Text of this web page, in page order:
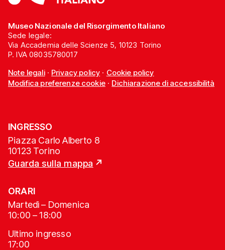
Museo Nazionale del Risorgimento Italiano
Sede legale:
Via Accademia delle Scienze 5, 10123 Torino
P. IVA 08035780017
Note legali· Privacy policy · Cookie policy
Modifica preferenze cookie· Dichiarazione di accessibilità
INGRESSO
Piazza Carlo Alberto 8
10123 Torino
Guarda sulla mappa
ORARI
Martedì – Domenica
10:00 – 18:00
Ultimo ingresso
17:00